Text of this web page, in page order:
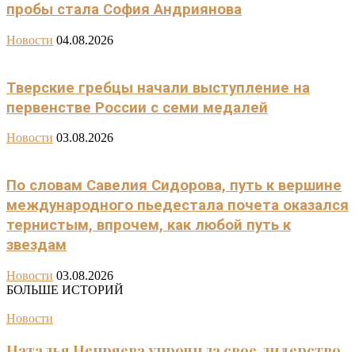
пробы стала София Андриянова
Новости 04.08.2026
Тверские гребцы начали выступление на
первенстве России с семи медалей
Новости 03.08.2026
По словам Савелия Сидорова, путь к вершине
международного пьедестала почета оказался
тернистым, впрочем, как любой путь к
звездам
Новости 03.08.2026
БОЛЬШЕ ИСТОРИЙ
Новости